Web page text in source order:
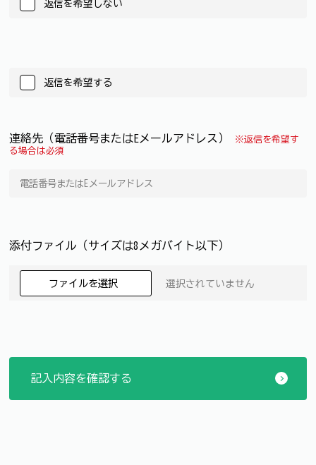
返信を希望しない
返信を希望する
連絡先（電話番号またはEメールアドレス）
※返信を希望す
る場合は必須
添付ファイル（サイズは8メガバイト以下）
ファイルを選択 選択されていません